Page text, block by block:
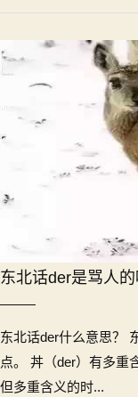
东北话der是骂人
东北话der什么意思？
点。 丼（der）有多重
但多重含义的时...